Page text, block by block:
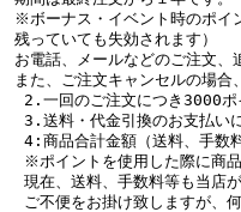
※ボーナス・イベント時のポイ
残っていても失効されます）
お電話、メールなどのご注文、
また、ご注文キャンセルの場合
2.一回のご注文につき3000ポ
3.送料・代金引換のお支払い
4:商品合計金額（送料、手数
※ポイントを使用した際に商
現在、送料、手数料等も当店
ご不便をお掛け致しますが、